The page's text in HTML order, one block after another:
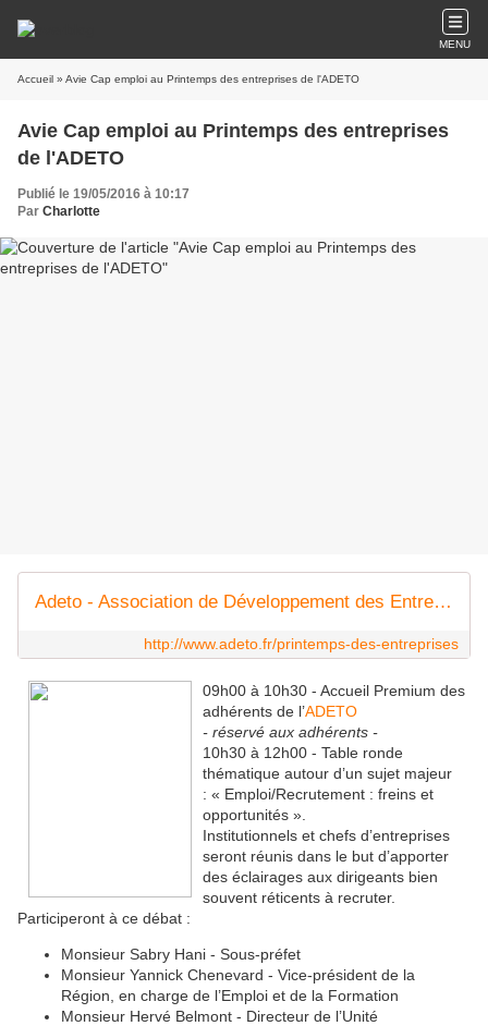
MENU
Accueil » Avie Cap emploi au Printemps des entreprises de l'ADETO
Avie Cap emploi au Printemps des entreprises
de l'ADETO
Publié le 19/05/2016 à 10:17
Par Charlotte
Adeto - Association de Développement des Entreprises de Toulon Ouest - Pôle d'activité Toulon-Ouest
http://www.adeto.fr/printemps-des-entreprises
09h00 à 10h30 - Accueil Premium des
adhérents de l’ADETO
- réservé aux adhérents -
10h30 à 12h00 - Table ronde
thématique autour d’un sujet majeur
: « Emploi/Recrutement : freins et
opportunités ».
Institutionnels et chefs d’entreprises
seront réunis dans le but d’apporter
des éclairages aux dirigeants bien
souvent réticents à recruter.
Participeront à ce débat :
Monsieur Sabry Hani - Sous-préfet
Monsieur Yannick Chenevard - Vice-président de la
Région, en charge de l’Emploi et de la Formation
Monsieur Hervé Belmont - Directeur de l’Unité